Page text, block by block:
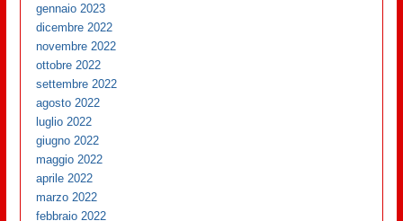
gennaio 2023
dicembre 2022
novembre 2022
ottobre 2022
settembre 2022
agosto 2022
luglio 2022
giugno 2022
maggio 2022
aprile 2022
marzo 2022
febbraio 2022